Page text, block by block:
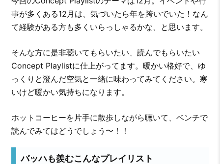
事が多くある12月は、気づいたら年を跨いでいた！なん
て経験がある方も多くいらっしゃるかな、と思います。
そんな方に是非聴いてもらいたい、読んでもらいたい
Concept Playlistに仕上がってます。暖かい格好で、ゆ
っくりと澄んだ空気と一緒に味わってみてください。寒
いけど暖かい気持ちになります。
ホットコーヒーを片手に散歩しながら聴いて、ベンチで
読んでみてはどうでしょう〜！！
バッハも羨むこんなプレイリスト